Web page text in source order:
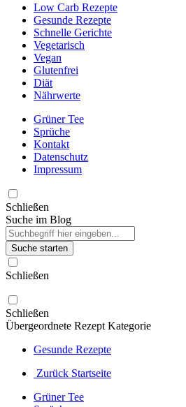
Low Carb Rezepte
Gesunde Rezepte
Schnelle Gerichte
Vegetarisch
Vegan
Glutenfrei
Diät
Nährwerte
Grüner Tee
Sprüche
Kontakt
Datenschutz
Impressum
Schließen
Suche im Blog
Suche starten
Schließen
Schließen
Übergeordnete Rezept Kategorie
Gesunde Rezepte
Zurück Startseite
Grüner Tee